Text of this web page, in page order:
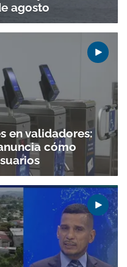
agosto
en validadores:
cómo